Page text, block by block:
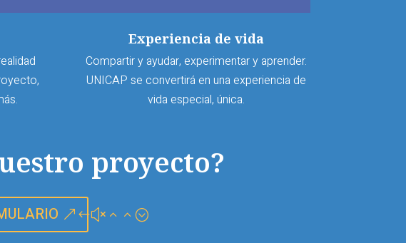
Experiencia de vida
Compartir y ayudar, experimentar y aprender.
UNICAP se convertirá en una experiencia de
vida especial, única.
proyecto?